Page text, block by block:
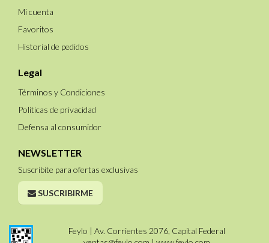
Mi cuenta
Favoritos
Historial de pedidos
Legal
Términos y Condiciones
Políticas de privacidad
Defensa al consumidor
NEWSLETTER
Suscribite para ofertas exclusivas
SUSCRIBIRME
Feylo | Av. Corrientes 2076, Capital Federal